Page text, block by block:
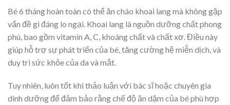
Bé 6 tháng hoàn toàn có thể ăn cháo khoai lang mà không gặp
vấn đề gì đáng lo ngại. Khoai lang là nguồn dưỡng chất phong
phú, bao gồm vitamin A, C, khoáng chất và chất xơ. Điều này
giúp hỗ trợ sự phát triển của bé, tăng cường hệ miễn dịch, và
duy trì sức khỏe của da và mắt.
Tuy nhiên, luôn tốt khi thảo luận với bác sĩ hoặc chuyên gia
dinh dưỡng để đảm bảo rằng chế độ ăn dặm của bé phù hợp